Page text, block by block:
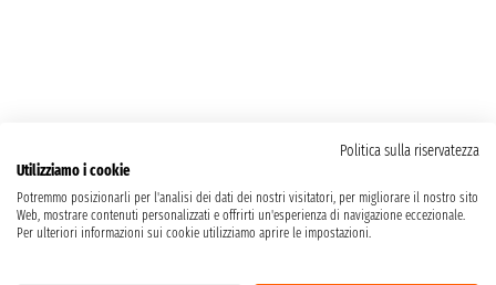
Politica sulla riservatezza
Utilizziamo i cookie
Potremmo posizionarli per l'analisi dei dati dei nostri visitatori, per migliorare il nostro sito
Web, mostrare contenuti personalizzati e offrirti un'esperienza di navigazione eccezionale.
Per ulteriori informazioni sui cookie utilizziamo aprire le impostazioni.